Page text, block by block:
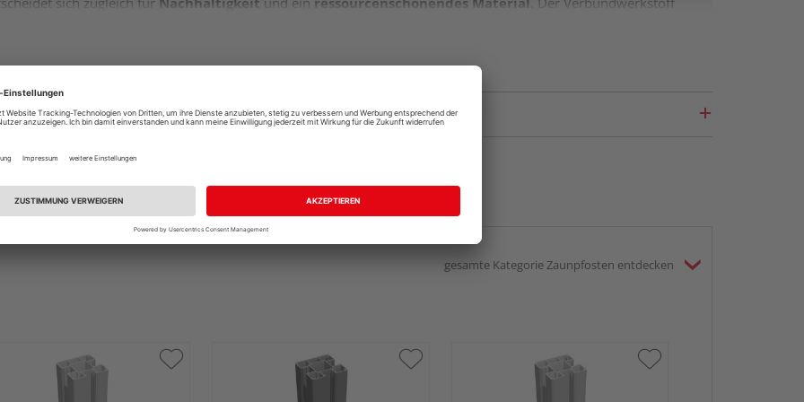
sich nämlich des in großen Mengen schnell nachwachsenden Süßgrases
ausgerichtetes Gartenelement
Oder Ihre Nachbarn bei aufwendigen Pflegemaßnahmen rund um die Einfassung beobachtet? Mit einem BPC
an. Hier kommen Sie mit
sind nicht notwendig.Haushaltsreiniger auf Essigbasisgegen kondensiertes Wasser oder
in Ihrem Haushalt finden oder aber zu überschaubarem Preis erwerben können. Gegen kleinere Kratzer hat sich
Zauns macht, wird auch dem Aussehen des BPC Sichtschutzzauns große Aufmerksamkeit schenken. Das
aussehen könnte?
gesamte Kategorie Zaunpfosten entdecken